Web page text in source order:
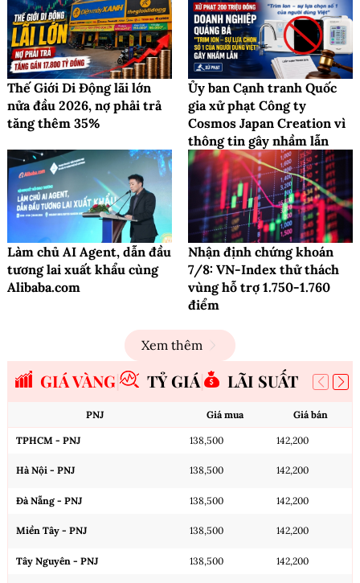
Thế Giới Di Động lãi lớn
nửa đầu 2026, nợ phải trả
tăng thêm 35%
Ủy ban Cạnh tranh Quốc
gia xử phạt Công ty
Cosmos Japan Creation vì
thông tin gây nhầm lẫn
Làm chủ AI Agent, dẫn đầu
tương lai xuất khẩu cùng
Alibaba.com
Nhận định chứng khoán
7/8: VN-Index thử thách
vùng hỗ trợ 1.750-1.760
điểm
Xem thêm
GIÁ VÀNG TỶ GIÁ LÃI SUẤT
PNJ Giá mua Giá bán
TPHCM - PNJ 138,500 142,200
Hà Nội - PNJ 138,500 142,200
Đà Nẵng - PNJ 138,500 142,200
Miền Tây - PNJ 138,500 142,200
Tây Nguyên - PNJ 138,500 142,200